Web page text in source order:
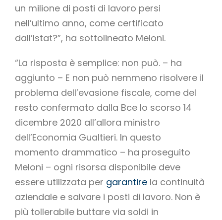
un milione di posti di lavoro persi
nell’ultimo anno, come certificato
dall’Istat?”, ha sottolineato Meloni.
“La risposta è semplice: non può. – ha
aggiunto – E non può nemmeno risolvere il
problema dell’evasione fiscale, come del
resto confermato dalla Bce lo scorso 14
dicembre 2020 all’allora ministro
dell’Economia Gualtieri. In questo
momento drammatico – ha proseguito
Meloni – ogni risorsa disponibile deve
essere utilizzata per garantire la continuità
aziendale e salvare i posti di lavoro. Non è
più tollerabile buttare via soldi in